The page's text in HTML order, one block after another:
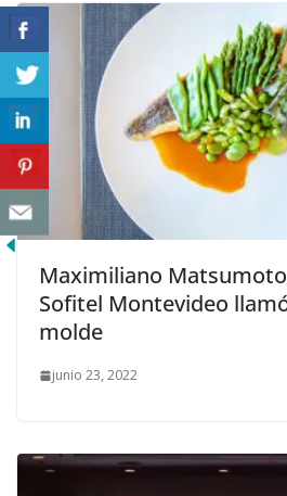
Maximiliano
Sofitel Montevideo
molde
junio 23, 2022